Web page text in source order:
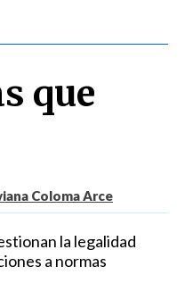
que
Coloma Arce
la legalidad
a normas